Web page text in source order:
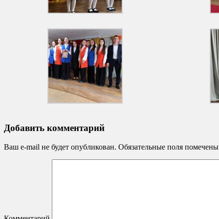
Добавить комментарий
Ваш e-mail не будет опубликован. Обязательные поля